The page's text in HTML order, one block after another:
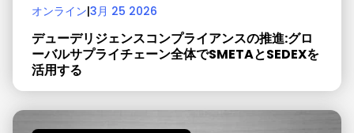
オンライン|3月 25 2026
デューデリジェンスコンプライアンスの推進:グロ
ーバルサプライチェーン全体でSMETAとSEDEXを
活用する